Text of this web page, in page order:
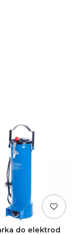
do elektrod